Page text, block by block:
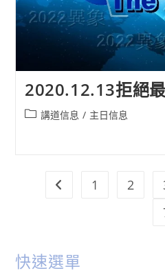
2020.12.13拒絕
Post講道信息 / 主日信息
Go to the previous
1 2
快速選單